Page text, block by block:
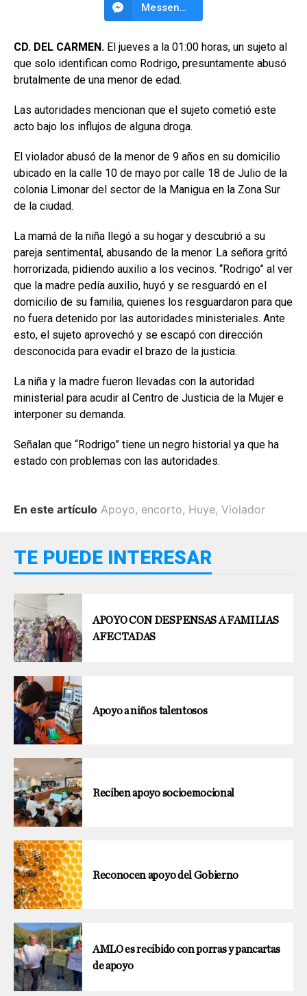
Messenger
CD. DEL CARMEN. El jueves a la 01:00 horas, un sujeto al
que solo identifican como Rodrigo, presuntamente abusó
brutalmente de una menor de edad.
Las autoridades mencionan que el sujeto cometió este
acto bajo los influjos de alguna droga.
El violador abusó de la menor de 9 años en su domicilio
ubicado en la calle 10 de mayo por calle 18 de Julio de la
colonia Limonar del sector de la Manigua en la Zona Sur
de la ciudad.
La mamá de la niña llegó a su hogar y descubrió a su
pareja sentimental, abusando de la menor. La señora gritó
horrorizada, pidiendo auxilio a los vecinos. “Rodrigo” al ver
que la madre pedía auxilio, huyó y se resguardó en el
domicilio de su familia, quienes los resguardaron para que
no fuera detenido por las autoridades ministeriales. Ante
esto, el sujeto aprovechó y se escapó con dirección
desconocida para evadir el brazo de la justicia.
La niña y la madre fueron llevadas con la autoridad
ministerial para acudir al Centro de Justicia de la Mujer e
interponer su demanda.
Señalan que “Rodrigo” tiene un negro historial ya que ha
estado con problemas con las autoridades.
En este artículo Apoyo, encorto, Huye, Violador
TE PUEDE INTERESAR
APOYO CON DESPENSAS A FAMILIAS
AFECTADAS
Apoyo a niños talentosos
Reciben apoyo socioemocional
Reconocen apoyo del Gobierno
AMLO es recibido con porras y pancartas
de apoyo